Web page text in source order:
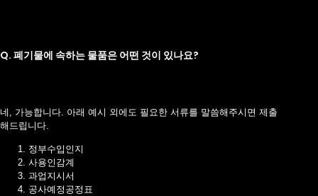
Q. 폐기물에 속하는 물품은 어떤 것이 있나요?
네, 가능합니다. 아래 예시 외에도 필요한 서류를 말씀해주시면 제출
해드립니다.
정부수입인지
사용인감계
과업지시서
공사예정공정표